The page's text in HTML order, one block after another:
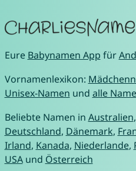
Eure Babynamen App für
Vornamenlexikon:
Unisex-Namen und alle
Beliebte Namen in Australien,
Deutschland, Dänemark,
Irland, Kanada, Niederlande,
USAund Österreich